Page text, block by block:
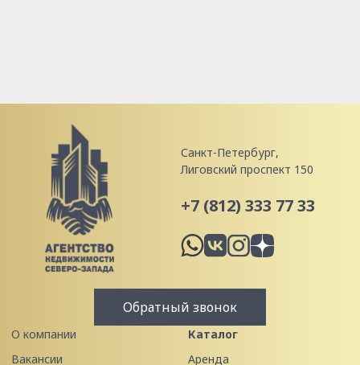
Санкт-Петербург,
Лиговский проспект 150
+7 (812) 333 77 33
Обратный звонок
О компании
Вакансии
Каталог
Аренда